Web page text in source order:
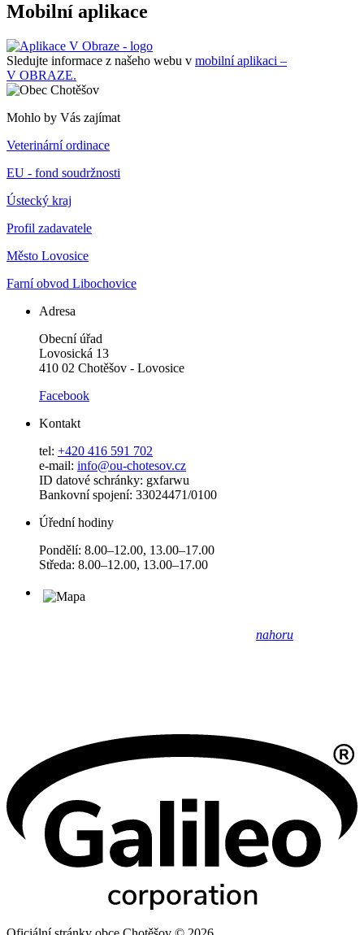
Mobilní aplikace
Sledujte informace z našeho webu v mobilní aplikaci –
V OBRAZE.
Mohlo by Vás zajímat
Veterinární ordinace
EU - fond soudržnosti
Ústecký kraj
Profil zadavatele
Město Lovosice
Farní obvod Libochovice
Adresa
Obecní úřad
Lovosická 13
410 02 Chotěšov - Lovosice
Facebook
Kontakt
tel: +420 416 591 702
e-mail: info@ou-chotesov.cz
ID datové schránky: gxfarwu
Bankovní spojení: 33024471/0100
Úřední hodiny
Pondělí: 8.00–12.00, 13.00–17.00
Středa: 8.00–12.00, 13.00–17.00
nahoru